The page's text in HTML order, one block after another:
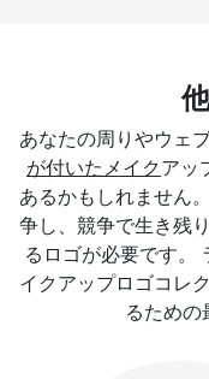
あなたの周りやウェ
が付いたメイク アッ
あるかもしれません
争し、競争で生き残
るロゴが必要です。
イクアップロゴコレ
るための